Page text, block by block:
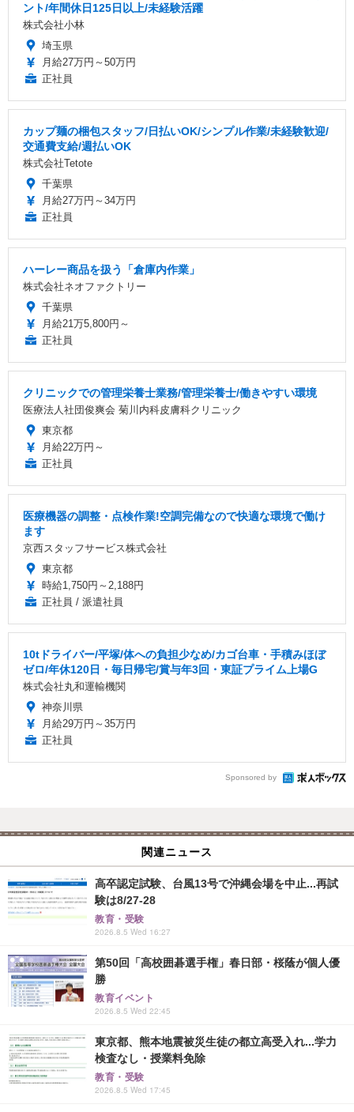
ント/年間休日125日以上/未経験活躍
株式会社小林
埼玉県
月給27万円～50万円
正社員
カップ麺の梱包スタッフ/日払いOK/シンプル作業/未経験歓迎/
交通費支給/週払いOK
株式会社Tetote
千葉県
月給27万円～34万円
正社員
ハーレー商品を扱う「倉庫内作業」
株式会社ネオファクトリー
千葉県
月給21万5,800円～
正社員
クリニックでの管理栄養士業務/管理栄養士/働きやすい環境
医療法人社団俊爽会 菊川内科皮膚科クリニック
東京都
月給22万円～
正社員
医療機器の調整・点検作業!空調完備なので快適な環境で働け
ます
京西スタッフサービス株式会社
東京都
時給1,750円～2,188円
正社員 / 派遣社員
10tドライバー/平塚/体への負担少なめ/カゴ台車・手積みほぼ
ゼロ/年休120日・毎日帰宅/賞与年3回・東証プライム上場G
株式会社丸和運輸機関
神奈川県
月給29万円～35万円
正社員
Sponsored by
関連ニュース
高卒認定試験、台風13号で沖縄会場を中止...再試
験は8/27-28
教育・受験
2026.8.5 Wed 16:27
第50回「高校囲碁選手権」春日部・桜蔭が個人優
勝
教育イベント
2026.8.5 Wed 22:45
東京都、熊本地震被災生徒の都立高受入れ...学力
検査なし・授業料免除
教育・受験
2026.8.5 Wed 17:45